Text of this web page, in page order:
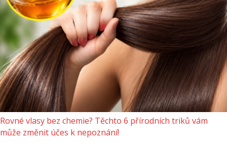
Rovné vlasy bez chemie? Těchto 6 přírodních triků vám
může změnit účes k nepoznání!